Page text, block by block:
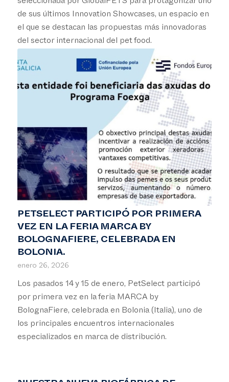
seleccionada por GlobalPETS para protagonizar uno
de sus últimos Innovation Showcases, un espacio en
el que se destacan las propuestas más innovadoras
del sector internacional del pet food.
PETSELECT PARTICIPÓ POR PRIMERA
VEZ EN LA FERIA MARCA BY
BOLOGNAFIERE, CELEBRADA EN
BOLONIA.
enero 26, 2026
Los pasados 14 y 15 de enero, PetSelect participó
por primera vez en la feria MARCA by
BolognaFiere, celebrada en Bolonia (Italia), uno de
los principales encuentros internacionales
especializados en marca de distribución.